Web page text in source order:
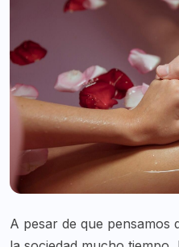
A pesar de que pensamos